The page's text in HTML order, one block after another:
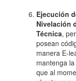
Ejecución
Nivelación
Técnica,
posean
manera E-
mantenga
que al